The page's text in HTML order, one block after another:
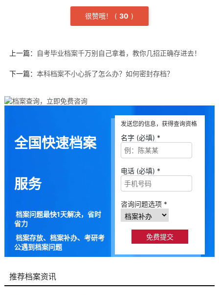
很赞哦！ ( 30 )
上一篇： 自考毕业档案千万别自己拿着，教你几招正确存进去！
下一篇： 本科档案不小心拆了怎么办？如何密封存档？
全国快速档案
服务
档案问题最快1天解决，省时
省力
档案存放、档案补办、考研考
公遇到档案问题
发送您的信息，获得查询资格
名字 (必填) *
电话 (必填) *
咨询问题选项 *
推荐档案资讯